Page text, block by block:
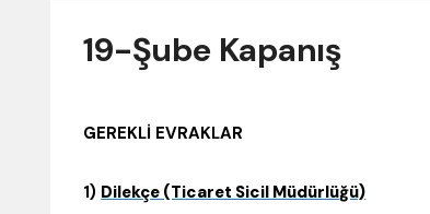
19-Şube Kapanış
GEREKLİ EVRAKLAR
1) Dilekçe (Ticaret Sicil Müdürlüğü)